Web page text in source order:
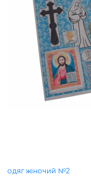
одяг жіночий №2